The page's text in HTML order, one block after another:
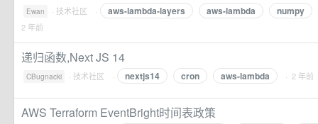
Ewan · 技术社区 · aws-lambda-layers aws-lambda numpy
2 年前
递归函数,Next JS 14
CBugnacki · 技术社区 · nextjs14 cron aws-lambda · 2 年前
AWS Terraform EventBright时间表政策